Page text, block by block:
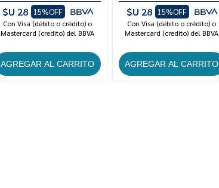
$U 28 15%OFF
Con Visa (débito o crédito) o
Mastercard (credito) del BBVA
$U 28 15%OFF
Con Visa (débito o crédito) o
Mastercard (credito) del BBVA